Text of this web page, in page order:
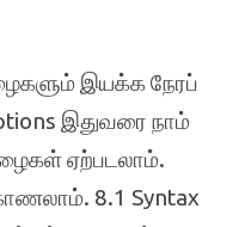
இயக்க நேரப்
இதுவரை நாம்
ஏற்படலாம்.
8.1 Syntax